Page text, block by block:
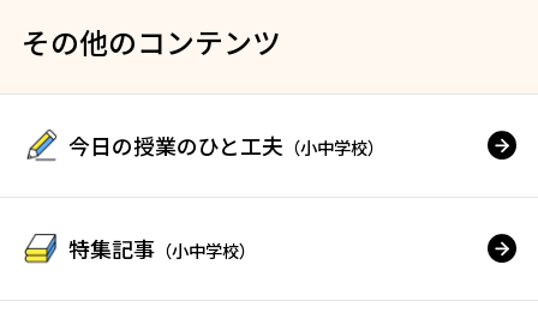
その他のコンテンツ
今日の授業のひと工夫 （小中学校）
特集記事 （小中学校）